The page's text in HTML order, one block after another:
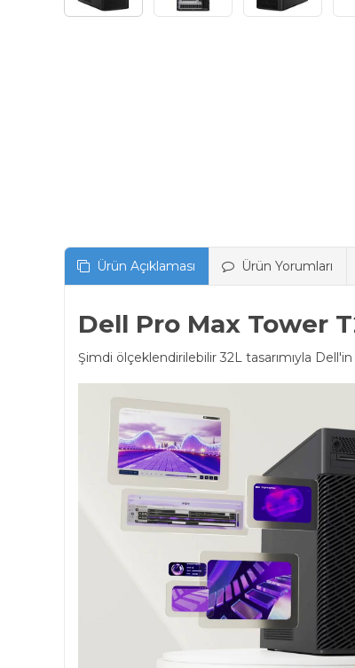
Ürün Açıklaması Ürün Yorumları
Dell Pro Max Tower
Şimdi ölçeklendirilebilir 32L tasarımıyla